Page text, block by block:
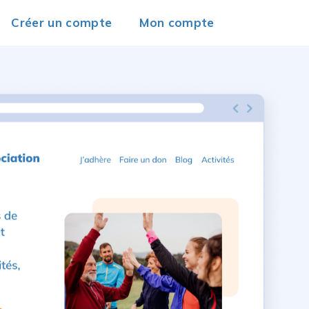
Créer un compte Mon compte